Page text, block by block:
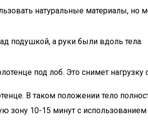
натуральные материалы, но
подушкой, а руки были вдоль тела.
под лоб. Это снимет
В таком положении тело
зону 10-15 минут с